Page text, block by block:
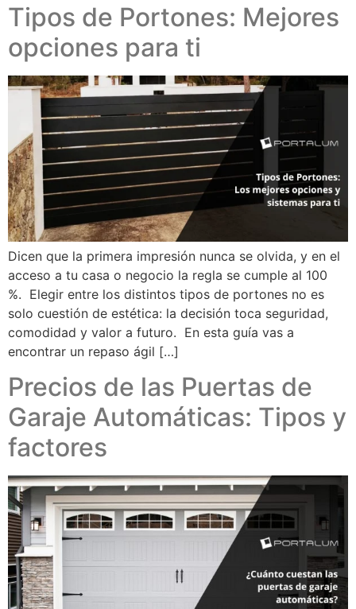
Tipos de Portones: Mejores
opciones para ti
Dicen que la primera impresión nunca se olvida, y en el
acceso a tu casa o negocio la regla se cumple al 100
%. Elegir entre los distintos tipos de portones no es
solo cuestión de estética: la decisión toca seguridad,
comodidad y valor a futuro. En esta guía vas a
encontrar un repaso ágil […]
Precios de las Puertas de
Garaje Automáticas: Tipos y
factores